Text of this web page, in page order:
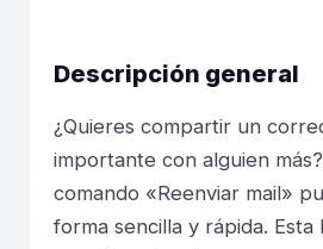
Descripción general
¿Quieres compartir un
importante con alguien
comando «Reenviar mail»
forma sencilla y rápida.